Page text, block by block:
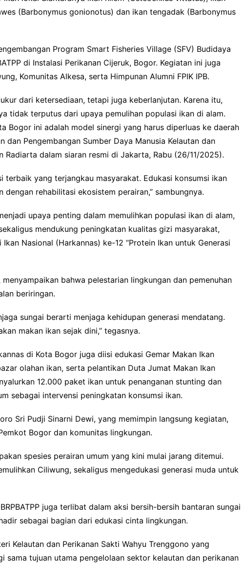
(Barbonymus gonionotus) dan ikan tengadak (Barbonymus
Program Smart Fisheries Village (SFV) Budidaya
di Instalasi Perikanan Cijeruk, Bogor. Kegiatan ini juga
Komunitas Alkesa, serta Himpunan Alumni FPIK IPB.
dari ketersediaan, tetapi juga keberlanjutan. Karena itu,
tidak terputus dari upaya pemulihan populasi ikan di alam.
Bogor ini adalah model sinergi yang harus diperluas ke daerah
dan Pengembangan Sumber Daya Manusia Kelautan dan
Radiarta dalam siaran resmi di Jakarta, Rabu (26/11/2025).
terbaik yang terjangkau masyarakat. Edukasi konsumsi ikan
dengan rehabilitasi ekosistem perairan,” sambungnya.
upaya penting dalam memulihkan populasi ikan di alam,
mendukung peningkatan kualitas gizi masyarakat,
Nasional (Harkannas) ke-12 “Protein Ikan untuk Generasi
bahwa pelestarian lingkungan dan pemenuhan
beriringan.
sungai berarti menjaga kehidupan generasi mendatang.
makan ikan sejak dini,” tegasnya.
di Kota Bogor juga diisi edukasi Gemar Makan Ikan
olahan ikan, serta pelantikan Duta Jumat Makan Ikan
12.000 paket ikan untuk penanganan stunting dan
sebagai intervensi peningkatan konsumsi ikan.
Sri Pudji Sinarni Dewi, yang memimpin langsung kegiatan,
Bogor dan komunitas lingkungan.
spesies perairan umum yang kini mulai jarang ditemui.
Ciliwung, sekaligus mengedukasi generasi muda untuk
juga terlibat dalam aksi bersih-bersih bantaran sungai
sebagai bagian dari edukasi cinta lingkungan.
Kelautan dan Perikanan Sakti Wahyu Trenggono yang
sama tujuan utama pengelolaan sektor kelautan dan perikanan